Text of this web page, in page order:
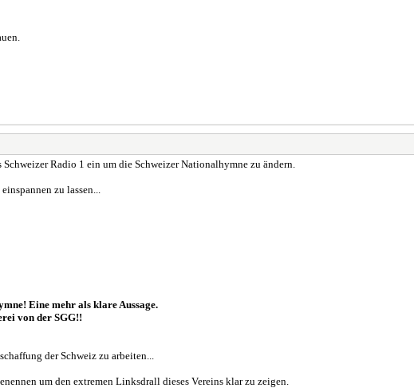
Radio 1 ein um die Schweizer Nationalhymne zu ändern.
zu lassen...
Eine mehr als klare Aussage.
von der SGG!!
der Schweiz zu arbeiten...
um den extremen Linksdrall dieses Vereins klar zu zeigen.